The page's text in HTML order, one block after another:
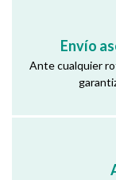
Envío
Ante cualquier